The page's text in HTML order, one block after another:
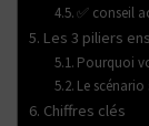
✅ conseil
Les 3 piliers
Pourquoi
Le scénario
Chiffres clés